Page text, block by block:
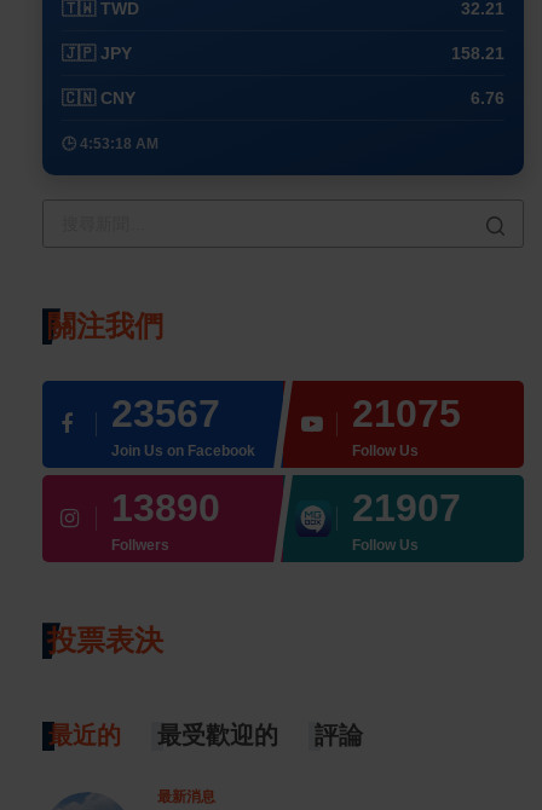
🇹🇼 TWD 32.21
🇯🇵 JPY 158.21
🇨🇳 CNY 6.76
🕒 4:53:18 AM
關注我們
23567
Join Us on Facebook
21075
Follow Us
13890
Follwers
21907
Follow Us
投票表決
最近的 最受歡迎的 評論
最新消息